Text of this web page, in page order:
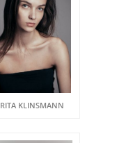
RITA KLINSMANN